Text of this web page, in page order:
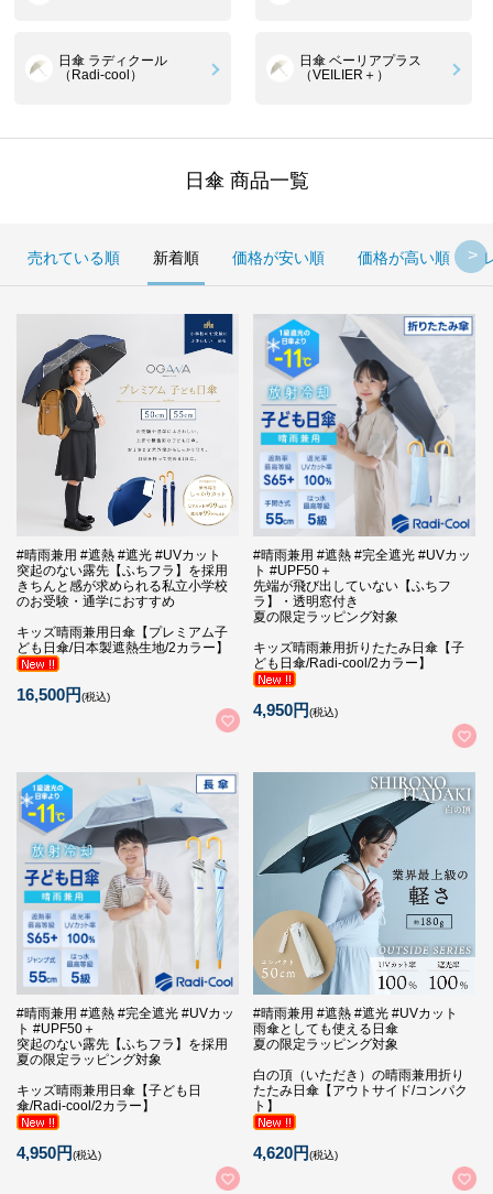
日傘 ラディクール
（Radi-cool）
日傘 ベーリアプラス
（VEILIER＋）
日傘 商品一覧
売れている順 新着順 価格が安い順 価格が高い順
#晴雨兼用 #遮熱 #遮光 #UVカット
突起のない露先【ふちフラ】を採用
きちんと感が求められる私立小学校
のお受験・通学におすすめ
キッズ晴雨兼用日傘【プレミアム子
ども日傘/日本製遮熱生地/2カラー】
16,500円(税込)
#晴雨兼用 #遮熱 #完全遮光 #UVカッ
ト #UPF50＋
先端が飛び出していない【ふちフ
ラ】・透明窓付き
夏の限定ラッピング対象
キッズ晴雨兼用折りたたみ日傘【子
ども日傘/Radi-cool/2カラー】
4,950円(税込)
#晴雨兼用 #遮熱 #完全遮光 #UVカッ
ト #UPF50＋
突起のない露先【ふちフラ】を採用
夏の限定ラッピング対象
キッズ晴雨兼用日傘【子ども日
傘/Radi-cool/2カラー】
4,950円(税込)
#晴雨兼用 #遮熱 #遮光 #UVカット
雨傘としても使える日傘
夏の限定ラッピング対象
白の頂（いただき）の晴雨兼用折り
たたみ日傘【アウトサイド/コンパク
ト】
4,620円(税込)